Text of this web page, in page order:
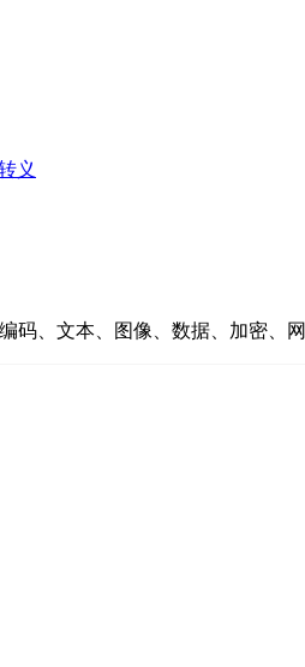
义
码、文本、图像、数据、加密、